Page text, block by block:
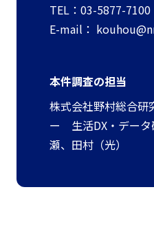
TEL：03-5877-7100
E-mail：
本件調査の担当
株式会社野村総合
ー 生活DX・デー
瀬、田村（光）